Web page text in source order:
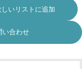
しいリストに追加
い合わせ